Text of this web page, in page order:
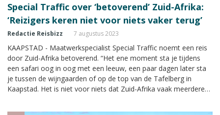
Special Traffic over ‘betoverend’ Zuid-Afrika:
‘Reizigers keren niet voor niets vaker terug’
Redactie Reisbizz 7 augustus 2023
KAAPSTAD - Maatwerkspecialist Special Traffic noemt een reis
door Zuid-Afrika betoverend. “Het ene moment sta je tijdens
een safari oog in oog met een leeuw, een paar dagen later sta
je tussen de wijngaarden of op de top van de Tafelberg in
Kaapstad. Het is niet voor niets dat Zuid-Afrika vaak meerdere
Magazine neemt de reisorganisatie je mee naar het land.